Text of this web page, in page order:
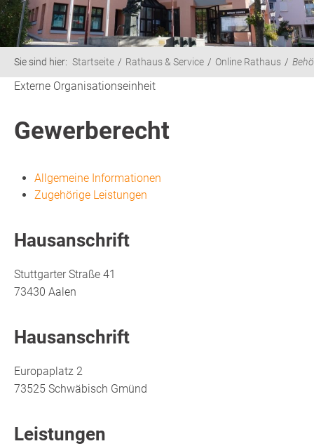
Sie sind hier: Startseite Rathaus & Service Online Rathaus
Externe Organisationseinheit
Gewerberecht
Allgemeine Informationen
Zugehörige Leistungen
Hausanschrift
Stuttgarter Straße 41
73430 Aalen
Hausanschrift
Europaplatz 2
73525 Schwäbisch Gmünd
Leistungen